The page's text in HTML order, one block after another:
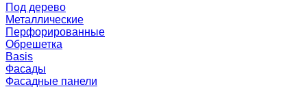
Под дерево
Металлические
Перфорированные
Обрешетка
Basis
Фасады
Фасадные панели